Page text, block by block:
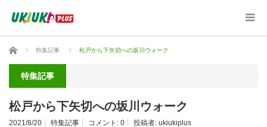
ホーム 特集記事 松戸から下矢切への坂川ウォーク
特集記事
松戸から下矢切への坂川ウォーク
2021/8/20 特集記事 コメント: 0 投稿者: ukiukiplus